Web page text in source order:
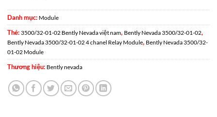
Danh mục: Module
Thẻ: 3500/32-01-02 Bently Nevada việt nam, Bently Nevada 3500/32-01-02,
Bently Nevada 3500/32-01-02 4 chanel Relay Module, Bently Nevada 3500/32-
01-02 Module
Thương hiệu: Bently nevada